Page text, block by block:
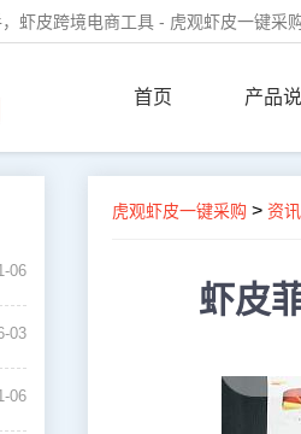
虾皮跨境电商工具 - 虎观虾皮一键采
首页 产品
06
03
06
虎观虾皮一键采购 > 资
虾皮